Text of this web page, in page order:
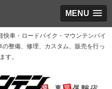
MENU
車・ロードバイク・マウンテンバイ
整備、修理、カスタム、販売を行っ
す。